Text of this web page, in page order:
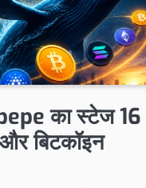
का स्टेज 16
बिटकॉइन